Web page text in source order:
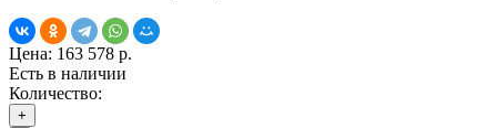
Цена: 163 578 р.
Есть в наличии
Количество:
+